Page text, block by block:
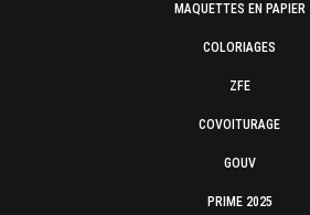
MAQUETTES EN PAPIER
COLORIAGES
ZFE
COVOITURAGE
GOUV
PRIME 2025